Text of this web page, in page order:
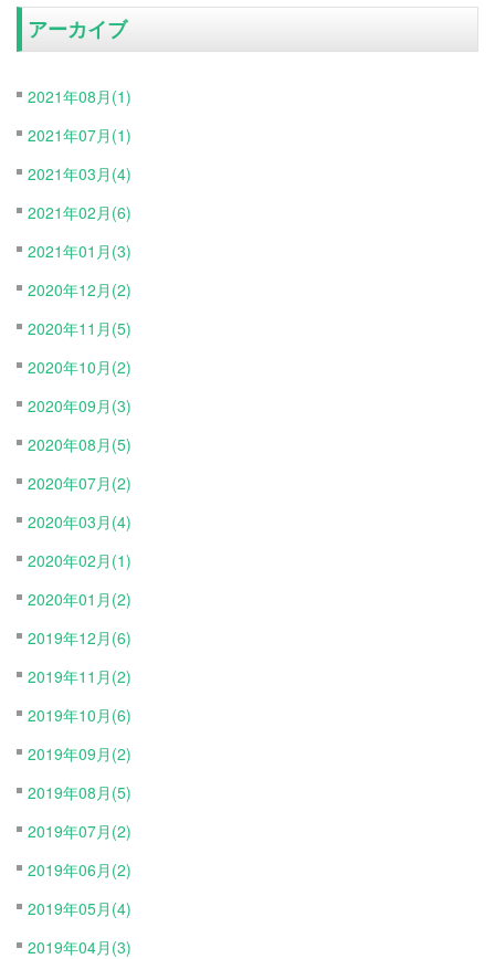
アーカイブ
2021年08月(1)
2021年07月(1)
2021年03月(4)
2021年02月(6)
2021年01月(3)
2020年12月(2)
2020年11月(5)
2020年10月(2)
2020年09月(3)
2020年08月(5)
2020年07月(2)
2020年03月(4)
2020年02月(1)
2020年01月(2)
2019年12月(6)
2019年11月(2)
2019年10月(6)
2019年09月(2)
2019年08月(5)
2019年07月(2)
2019年06月(2)
2019年05月(4)
2019年04月(3)